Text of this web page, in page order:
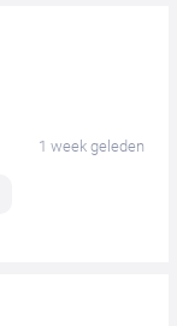
1 week geleden